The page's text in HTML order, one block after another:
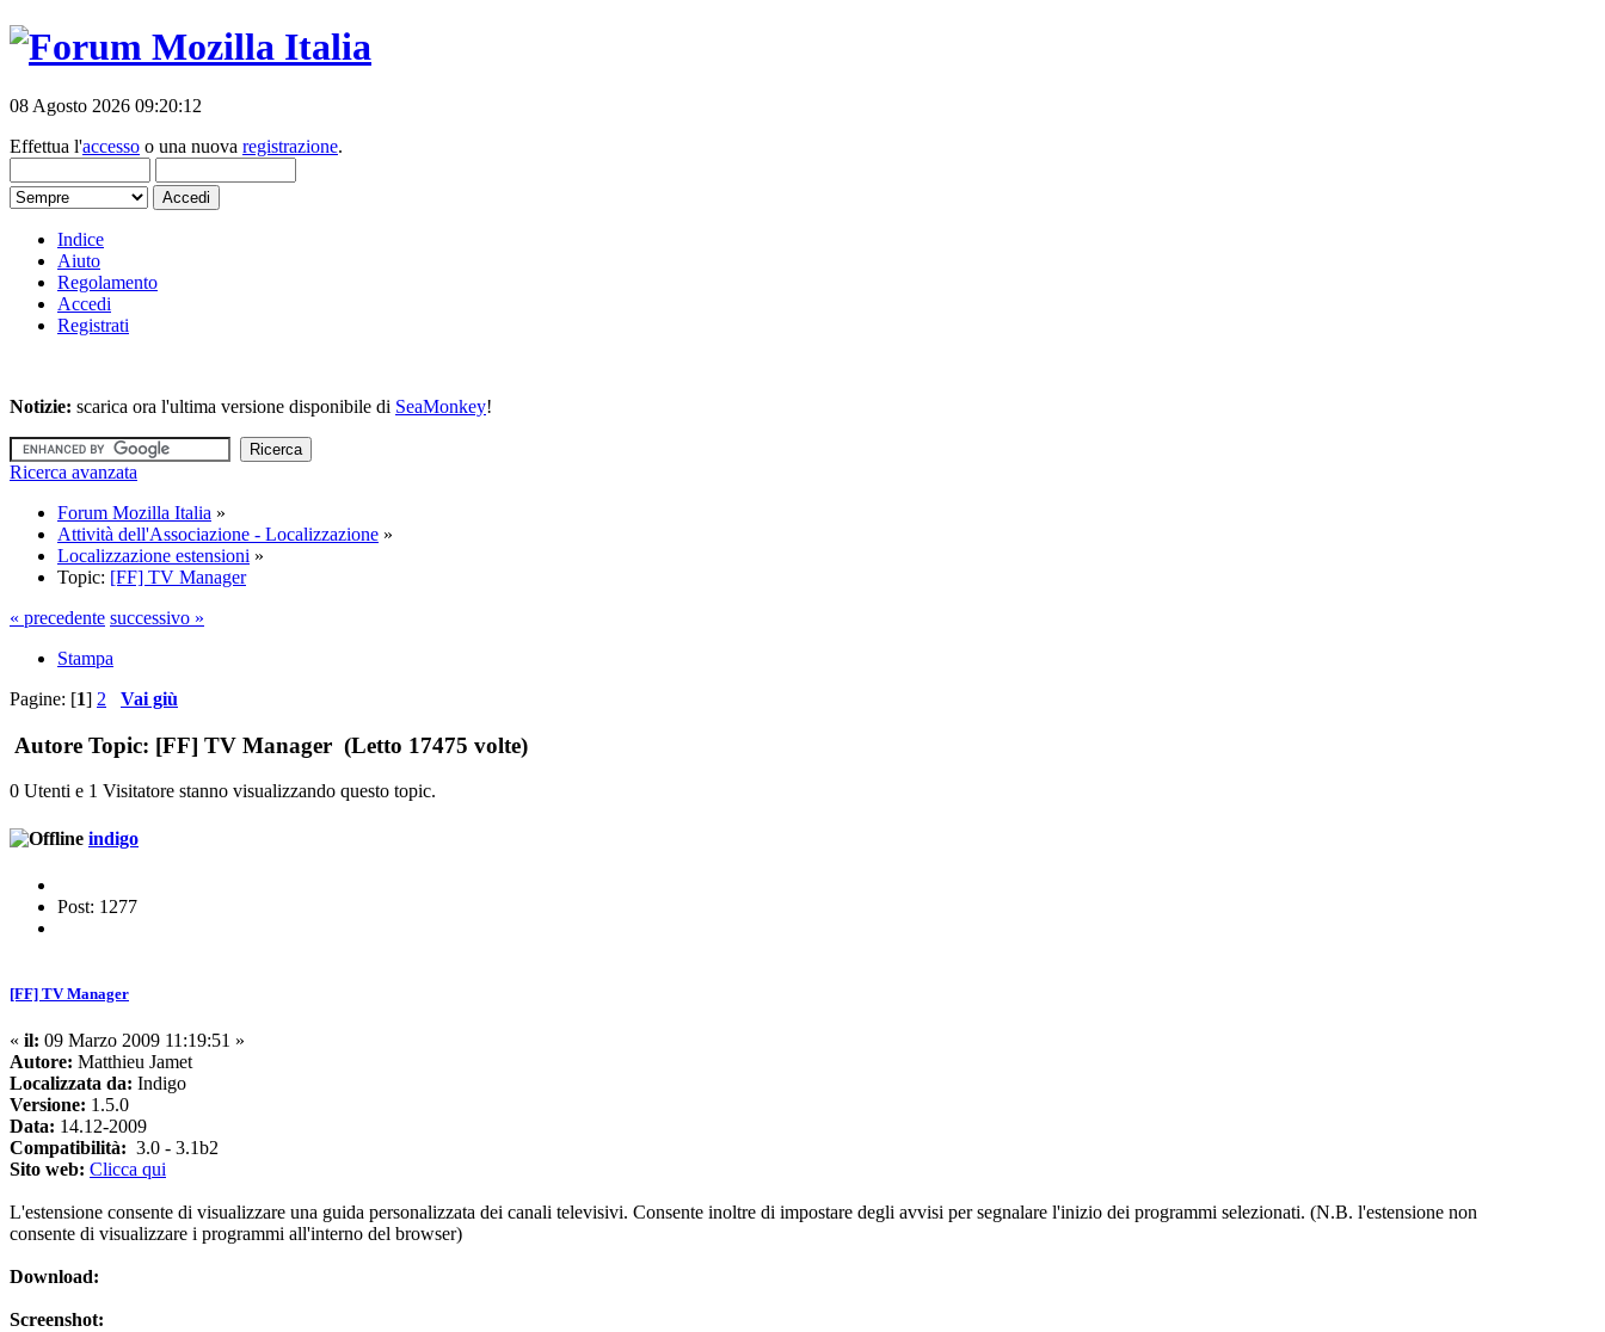
08 Agosto 2026 09:20:12
Effettua l'accesso o una nuova registrazione.
Indice
Aiuto
Regolamento
Accedi
Registrati
Notizie: scarica ora l'ultima versione disponibile di SeaMonkey!
Ricerca avanzata
Forum Mozilla Italia »
Attività dell'Associazione - Localizzazione »
Localizzazione estensioni »
Topic: [FF] TV Manager
« precedente successivo »
Stampa
Pagine: [1] 2 Vai giù
Autore Topic: [FF] TV Manager (Letto 17475 volte)
0 Utenti e 1 Visitatore stanno visualizzando questo topic.
indigo
Post: 1277
[FF] TV Manager
« il: 09 Marzo 2009 11:19:51 »
Autore: Matthieu Jamet
Localizzata da: Indigo
Versione: 1.5.0
Data: 14.12-2009
Compatibilità: 3.0 - 3.1b2
Sito web: Clicca qui
L'estensione consente di visualizzare una guida personalizzata dei canali televisivi. Consente inoltre di impostare degli avvisi per segnalare l'inizio dei programmi selezionati. (N.B. l'estensione non
consente di visualizzare i programmi all'interno del browser)
Download:
Screenshot: